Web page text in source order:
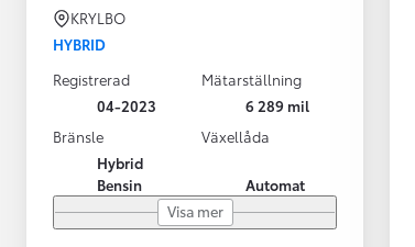
KRYLBO
HYBRID
Registrerad
04-2023
Mätarställning
6 289 mil
Bränsle
Hybrid
Bensin
Växellåda
Automat
Visa mer